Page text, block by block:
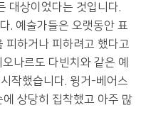
대상이었다는 것입니다.
. 예술가들은 오랫동안 표
피하거나 피하려고 했다고
나르도 다빈치와 같은 예
작했습니다. 윙거-베어스
상당히 집착했고 아주 많